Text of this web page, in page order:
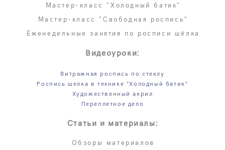
Мастер-класс "Холодный батик"
Мастер-класс "Свободная роспись"
Еженедельные занятия по росписи шёлка
Видеоуроки:
Витражная роспись по стеклу
Роспись шелка в технике "Холодный батик"
Художественный акрил
Переплетное дело
Статьи и материалы:
Обзоры материалов